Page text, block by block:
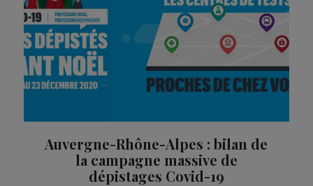
Auvergne-Rhône-Alpes : bilan de
la campagne massive de
dépistages Covid-19